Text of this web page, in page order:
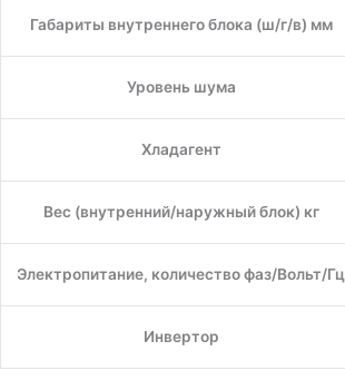
Габариты внутреннего блока (ш/г/в) мм
Уровень шума
Хладагент
Вес (внутренний/наружный блок) кг
Электропитание, количество фаз/Вольт/Гц
Инвертор